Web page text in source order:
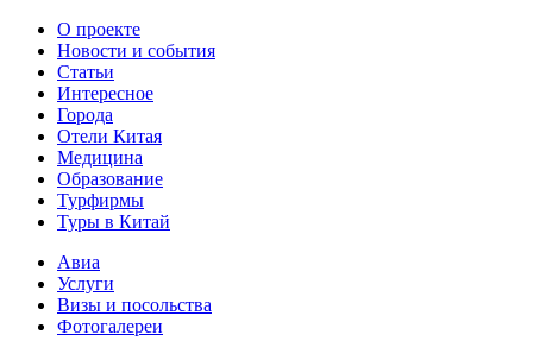
О проекте
Новости и события
Статьи
Интересное
Города
Отели Китая
Медицина
Образование
Турфирмы
Туры в Китай
Авиа
Услуги
Визы и посольства
Фотогалереи